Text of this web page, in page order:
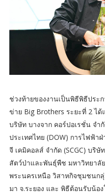
ช่วงท้ายของงานเป็นพิธีพิธีประ
ข่าย Big Brothers ระยะที่ 2 ไ
บริษัท บางจาก คอร์ปอเรชั่น จ
ประเทศไทย (DOW) การไฟฟ้า
จี เคมิคอลส์ จำกัด (SCGC) บริ
สัตว์ป่าและพันธุ์พืช มหาวิทยาลั
พระนครเหนือ วิสาหกิจชุมชนก
มา จ.ระยอง และ พิธีต้อนรับน้